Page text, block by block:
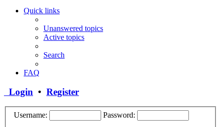
Quick links
Unanswered topics
Active topics
Search
FAQ
Login • Register
Username: Password: